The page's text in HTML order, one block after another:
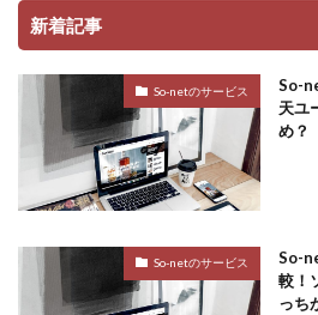
新着記事
So-netのサービス
So-
天ユ
め？
So-netのサービス
So-
較！
っち